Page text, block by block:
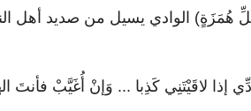
هُمَزَةٍ) الوادي يسيل من صديد أهل
إذا لاقَيْتَنِي كَذِبا ... وَإنْ أُغَيَّبْ فأنتَ